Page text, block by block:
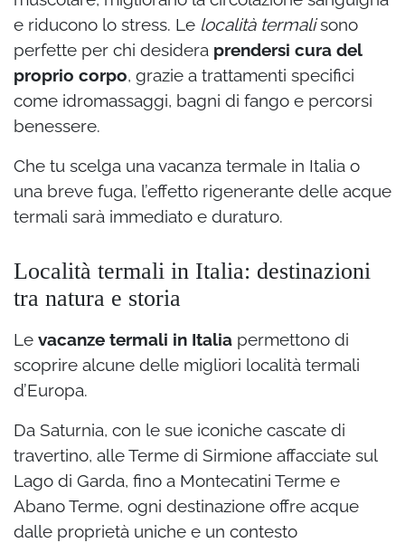
e riducono lo stress. Le località termalisono
perfette per chi desidera prendersi cura del
proprio corpo, grazie a trattamenti specifici
come idromassaggi, bagni di fango e percorsi
benessere.
Che tu scelga una vacanza termale in Italia o
una breve fuga, l’effetto rigenerante delle acque
termali sarà immediato e duraturo.
Località termali in Italia: destinazioni
tra natura e storia
Le vacanze termali in Italia permettono di
scoprire alcune delle migliori località termali
d’Europa.
Da Saturnia, con le sue iconiche cascate di
travertino, alle Terme di Sirmione affacciate sul
Lago di Garda, fino a Montecatini Terme e
Abano Terme, ogni destinazione offre acque
dalle proprietà uniche e un contesto